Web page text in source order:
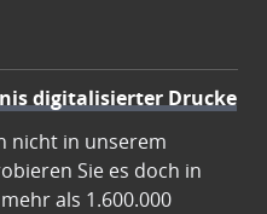
digitalisierter Drucke
nicht in unserem
Sie es doch in
als 1.600.000